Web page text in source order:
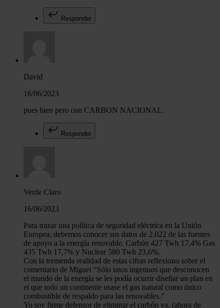
Responder
David
16/06/2023
pues bien pero con CARBON NACIONAL.
Responder
Verde Claro
16/06/2023
Para trazar una política de seguridad eléctrica en la Unión
Europea, debemos conocer sus datos de 2.022 de las fuentes
de apoyo a la energía renovable. Carbón 427 Twh 17,4% Gas
435 Twh 17,7% y Nuclear 580 Twh 23,6%.
Con la tremenda realidad de estas cifras reflexiono sobre el
comentario de Miguel “Sólo unos ingenuos que desconocen
el mundo de la energía se les podía ocurrir diseñar un plan en
el que todo un continente usase el gas natural como único
combustible de respaldo para las renovables.”
Yo soy firme defensor de eliminar el carbón ya, (ahora de